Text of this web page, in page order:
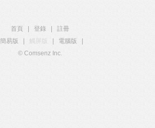
首頁 登錄
註冊
簡易版
觸屏版 電腦版
© Comsenz Inc.